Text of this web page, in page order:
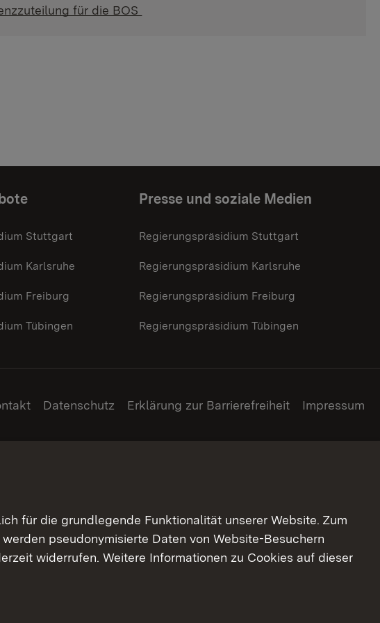
für die BOS
Stuttgart
Karlsruhe
Freiburg
Tübingen
Presse und soziale Medien
Regierungspräsidium Stuttgart
Regierungspräsidium Karlsruhe
Regierungspräsidium Freiburg
Regierungspräsidium Tübingen
Datenschutz Erklärung zur Barrierefreiheit Impressum
für die grundlegende Funktionalität unserer Website. Zum
pseudonymisierte Daten von Website-Besuchern
widerrufen. Weitere Informationen zu Cookies auf dieser